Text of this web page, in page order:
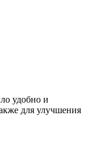
удобно и
для улучшения